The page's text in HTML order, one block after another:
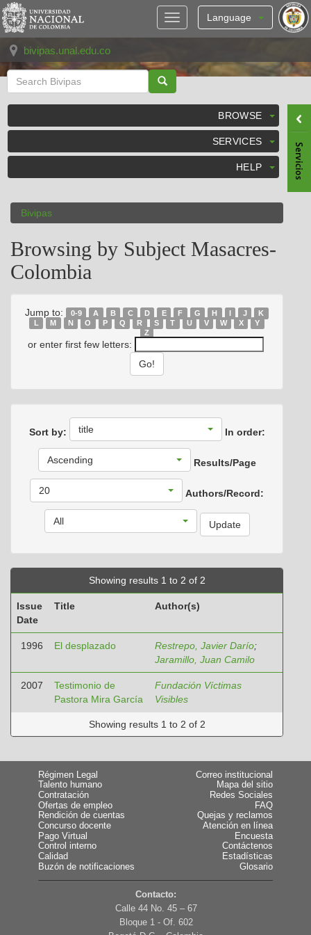
Skip
navigation
Language
bivipas.unal.edu.co
BROWSE
SERVICES
HELP
Bivipas
Browsing by Subject Masacres-
Colombia
Jump to: 0-9 A B C D E F G H I J
K
L
M N O P Q R S T U V W X
Y
Z
or enter first few letters:
Sort by: title In order:
Ascending Results/Page
20 Authors/Record:
All
Showing results 1 to 2 of 2
Issue
Date
Title Author(s)
1996 El desplazado Restrepo, Javier Darío;
Jaramillo, Juan Camilo
2007
Testimonio de
Pastora Mira García
Fundación Víctimas
Visibles
Showing results 1 to 2 of 2
Régimen Legal
Talento humano
Contratación
Ofertas de empleo
Rendición de cuentas
Concurso docente
Pago Virtual
Control interno
Calidad
Buzón de notificaciones
Correo institucional
Mapa del sitio
Redes Sociales
FAQ
Quejas y reclamos
Atención en línea
Encuesta
Contáctenos
Estadísticas
Glosario
Contacto:
Calle 44 No. 45 – 67
Bloque 1 - Of. 602